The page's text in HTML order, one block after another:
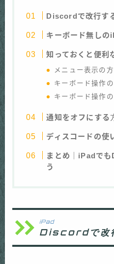
Discordで改行す
キーボード無しの
知っておくと便利
メニュー表示の
キーボード操作
キーボード操作
通知をオフにする
ディスコードの使
まとめ｜iPadで
う
iPad
Discordで改